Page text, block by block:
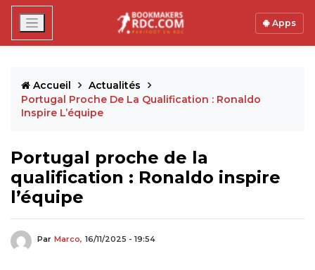
Apps
Accueil
Actualités
Portugal Proche De La Qualification : Ronaldo
Inspire L’équipe
Portugal proche de la
qualification : Ronaldo inspire
l’équipe
Par Marco, 16/11/2025 - 19:54